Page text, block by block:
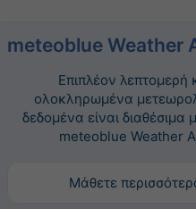
meteoblue Weather
Επιπλέον λεπτομερή
ολοκληρωμένα
δεδομένα είναι διαθέσιμα
meteoblue Weather
Μάθετε